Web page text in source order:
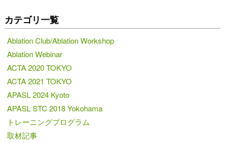
カテゴリ一覧
Ablation Club/Ablation Workshop
Ablation Webinar
ACTA 2020 TOKYO
ACTA 2021 TOKYO
APASL 2024 Kyoto
APASL STC 2018 Yokohama
トレーニングプログラム
取材記事